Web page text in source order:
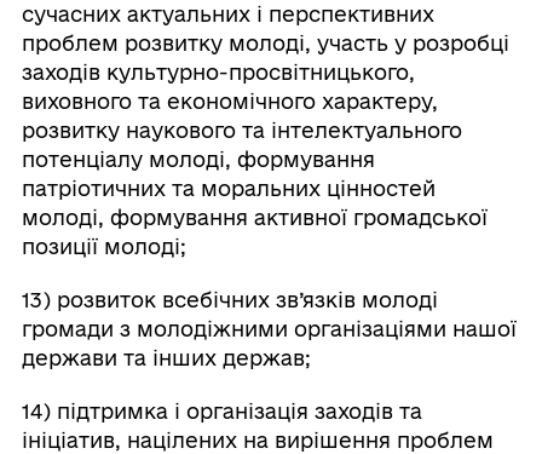
сучасних актуальних і перспективних
проблем розвитку молоді, участь у розробці
заходів культурно-просвітницького,
виховного та економічного характеру,
розвитку наукового та інтелектуального
потенціалу молоді, формування
патріотичних та моральних цінностей
молоді, формування активної громадської
позиції молоді;
13) розвиток всебічних зв’язків молоді
громади з молодіжними організаціями нашої
держави та інших держав;
14) підтримка і організація заходів та
ініціатив, націлених на вирішення проблем